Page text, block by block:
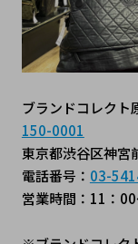
ブランドコレクト
150-0001
東京都渋谷区神
電話番号： 03-
営業時間：11：